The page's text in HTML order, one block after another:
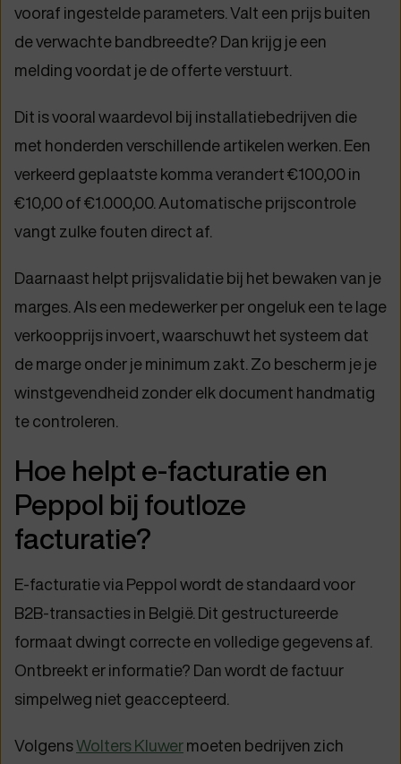
vooraf ingestelde parameters. Valt een prijs buiten
de verwachte bandbreedte? Dan krijg je een
melding voordat je de offerte verstuurt.
Dit is vooral waardevol bij installatiebedrijven die
met honderden verschillende artikelen werken. Een
verkeerd geplaatste komma verandert €100,00 in
€10,00 of €1.000,00. Automatische prijscontrole
vangt zulke fouten direct af.
Daarnaast helpt prijsvalidatie bij het bewaken van je
marges. Als een medewerker per ongeluk een te lage
verkoopprijs invoert, waarschuwt het systeem dat
de marge onder je minimum zakt. Zo bescherm je je
winstgevendheid zonder elk document handmatig
te controleren.
Hoe helpt e-facturatie en
Peppol bij foutloze
facturatie?
E-facturatie via Peppol wordt de standaard voor
B2B-transacties in België. Dit gestructureerde
formaat dwingt correcte en volledige gegevens af.
Ontbreekt er informatie? Dan wordt de factuur
simpelweg niet geaccepteerd.
VolgensWolters Kluwermoeten bedrijven zich